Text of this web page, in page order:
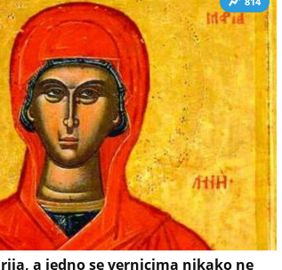
a jedno se vernicima nikako ne